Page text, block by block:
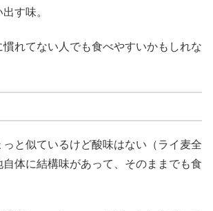
す味。
れてない人でも食べやすいかもしれな
と似ているけど酸味はない（ライ麦全
体に結構味があって、そのままでも食